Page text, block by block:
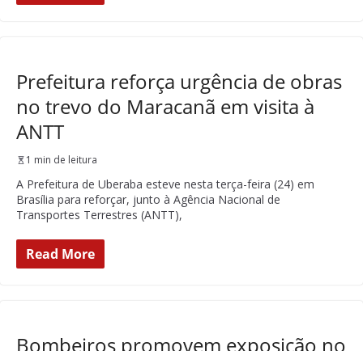
Prefeitura reforça urgência de obras
no trevo do Maracanã em visita à
ANTT
1 min de leitura
A Prefeitura de Uberaba esteve nesta terça-feira (24) em
Brasília para reforçar, junto à Agência Nacional de
Transportes Terrestres (ANTT),
Read More
Bombeiros promovem exposição no